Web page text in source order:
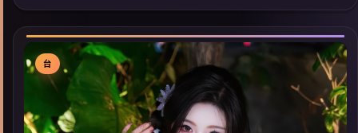
线看」延展检索同类型高分佳作，畅享高清在线追剧体验。
台